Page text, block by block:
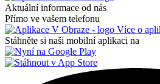
Aktuální informace od nás
Přímo ve vašem telefonu
Více o
Stáhněte si naši mobilní aplikaci na